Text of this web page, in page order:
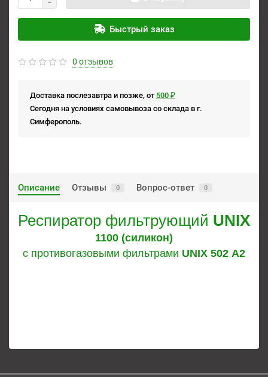
Быстрый заказ
0 отзывов
Доставка послезавтра и позже, от 500 ₽
Сегодня на условиях самовывоза со склада в г.
Симферополь.
Описание Отзывы 0 Вопрос-ответ 0
Респиратор фильтрующий UNIX
1100 (силикон)
с противогазовыми фильтрами UNIX 502 А2